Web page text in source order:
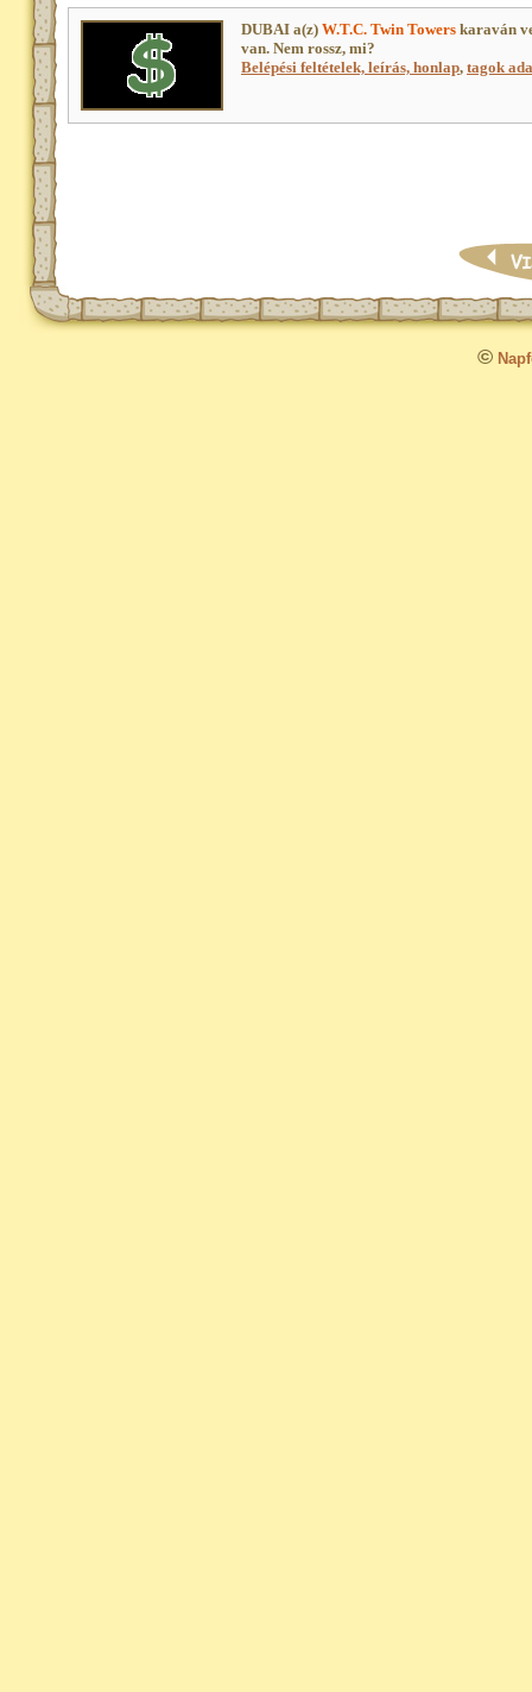
DUBAI a(z) W.T.C. Twin Towers karaván
van. Nem rossz, mi?
Belépési feltételek, leírás, honlap, tagok
©